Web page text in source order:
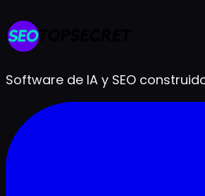
Cancela cuando quieras
Listo en menos de 2 minutos
Software de IA y SEO